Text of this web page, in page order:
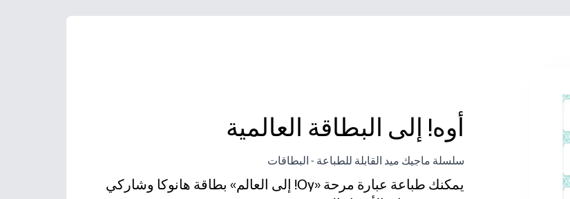
الطابعات
أوه! إلى البطاقة العالمية
سلسلة ماجيك ميد القابلة للطباعة - البطاقات
يمكنك طباعة عبارة مرحة «Oy! إلى العالم» بطاقة هانوكا وشاركي